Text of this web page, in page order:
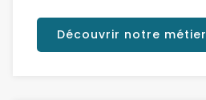
Découvrir notre métier